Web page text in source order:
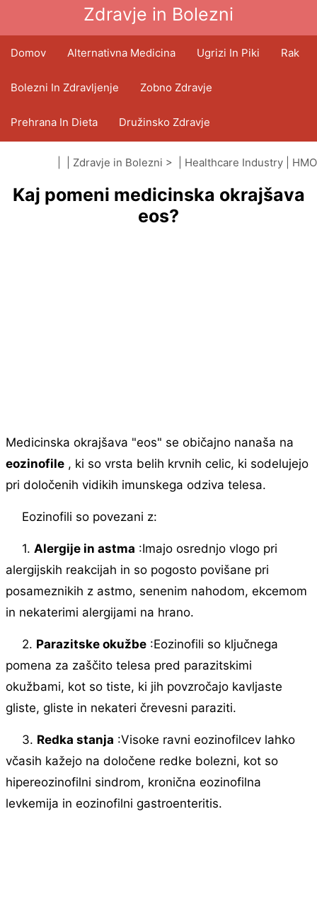
Zdravje in Bolezni
Domov Alternativna Medicina Ugrizi In Piki Rak
Bolezni In Zdravljenje Zobno Zdravje
Prehrana In Dieta Družinsko Zdravje
Zdravstveni Sektor Duševno Zdravje
Javno Zdravje In Varnost Operacije In Posegi
Zdravje in Bolezni > | Healthcare Industry HMO
(organizacije za vzdrževanje zdravja)
Kaj pomeni medicinska okrajšava
eos?
Medicinska okrajšava "eos" se običajno nanaša na
eozinofile , ki so vrsta belih krvnih celic, ki sodelujejo
pri določenih vidikih imunskega odziva telesa.
Eozinofili so povezani z:
1. Alergije in astma :Imajo osrednjo vlogo pri
alergijskih reakcijah in so pogosto povišane pri
posameznikih z astmo, senenim nahodom, ekcemom
in nekaterimi alergijami na hrano.
2. Parazitske okužbe:Eozinofili so ključnega
pomena za zaščito telesa pred parazitskimi
okužbami, kot so tiste, ki jih povzročajo kavljaste
gliste, gliste in nekateri črevesni paraziti.
3. Redka stanja :Visoke ravni eozinofilcev lahko
včasih kažejo na določene redke bolezni, kot so
hipereozinofilni sindrom, kronična eozinofilna
levkemija in eozinofilni gastroenteritis.